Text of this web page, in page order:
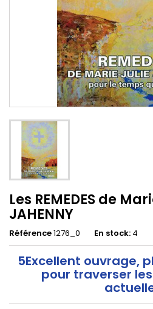
Les REMEDES de
JAHENNY
Référence1276_0 En stock: 4
5Excellent ouvrage,
pour traverser